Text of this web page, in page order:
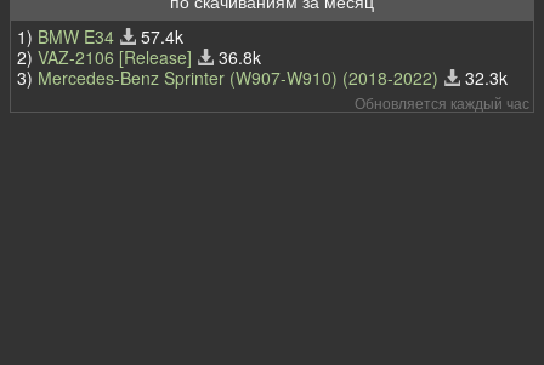
1) BMW E34
57.4k
2) VAZ-2106 [Release]
36.8k
3) Mercedes-Benz Sprinter (W907-W910) (2018-2022) 32.3k
Обновляется каждый час